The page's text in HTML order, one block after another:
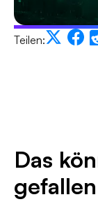
Teilen:
Das
gefallen